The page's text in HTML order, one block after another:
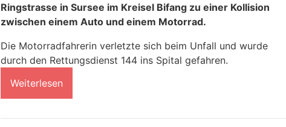
Ringstrasse in Sursee im Kreisel Bifang zu einer Kollision
zwischen einem Auto und einem Motorrad.
Die Motorradfahrerin verletzte sich beim Unfall und wurde
durch den Rettungsdienst 144 ins Spital gefahren.
Weiterlesen